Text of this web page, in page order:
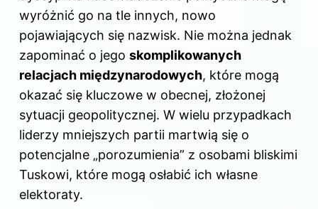
wyróżnić go na tle innych, nowo
pojawiających się nazwisk. Nie można jednak
zapominać o jego skomplikowanych
relacjach międzynarodowych, które mogą
okazać się kluczowe w obecnej, złożonej
sytuacji geopolitycznej. W wielu przypadkach
liderzy mniejszych partii martwią się o
potencjalne „porozumienia” z osobami bliskimi
Tuskowi, które mogą osłabić ich własne
elektoraty.